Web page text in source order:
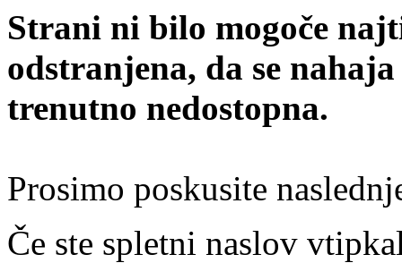
Strani ni bilo mogoče
odstranjena, da se
trenutno nedostopna.
Prosimo poskusite
Če ste spletni naslov